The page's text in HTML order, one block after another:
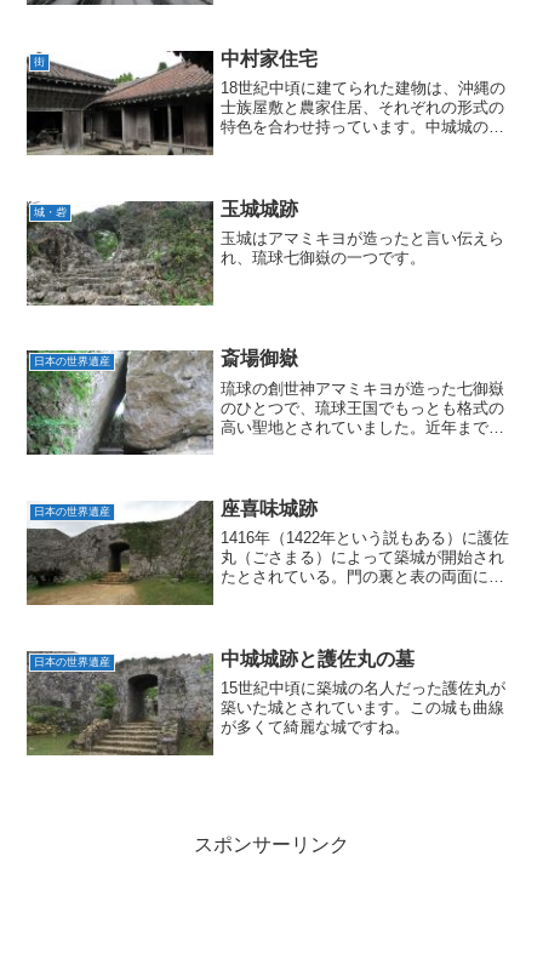
街 中村家住宅
18世紀中頃に建てられた建物は、沖縄の
士族屋敷と農家住居、それぞれの形式の
特色を合わせ持っています。中城城の近
城・砦 玉城城跡
玉城はアマミキヨが造ったと言い伝えら
れ、琉球七御嶽の一つです。
日本の世界遺産 斎場御嶽
琉球の創世神アマミキヨが造った七御嶽
のひとつで、琉球王国でもっとも格式の
高い聖地とされていました。近年まで男
日本の世界遺産 座喜味城跡
1416年（1422年という説もある）に護佐
丸（ごさまる）によって築城が開始され
たとされている。門の裏と表の両面にく
日本の世界遺産 中城城跡と護佐丸の墓
15世紀中頃に築城の名人だった護佐丸が
築いた城とされています。この城も曲線
が多くて綺麗な城ですね。
スポンサーリンク